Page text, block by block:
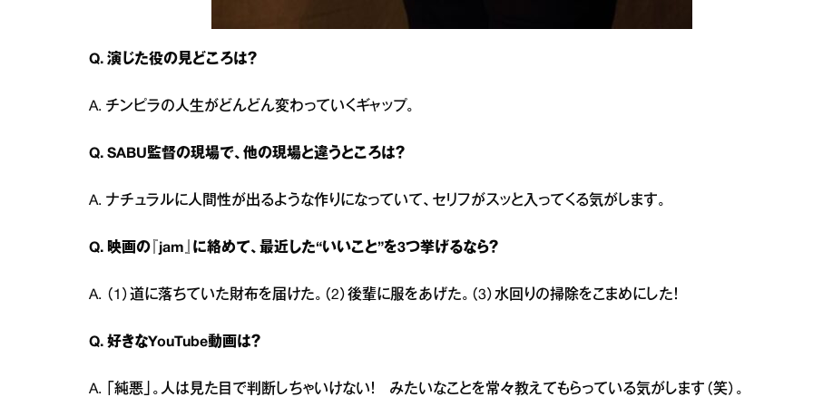
Q. 演じた役の見どころは？
A. チンピラの人生がどんどん変わっていくギャップ。
Q. SABU監督の現場で、他の現場と違うところは？
A. ナチュラルに人間性が出るような作りになっていて、セリフがスッと入ってくる気がします。
Q. 映画の『jam』に絡めて、最近した“いいこと”を3つ挙げるなら？
A. （1）道に落ちていた財布を届けた。（2）後輩に服をあげた。（3）水回りの掃除をこまめにした！
Q. 好きなYouTube動画は？
A. 「純悪」。人は見た目で判断しちゃいけない！ みたいなことを常々教えてもらっている気がします（笑）。